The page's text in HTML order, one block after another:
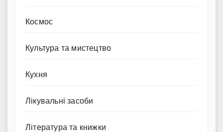
Космос
Культура та мистецтво
Кухня
Лікувальні засоби
Література та книжки